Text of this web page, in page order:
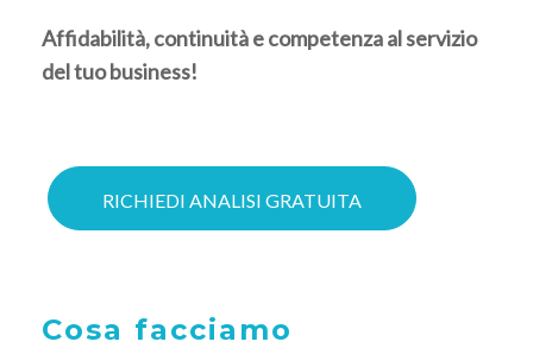
Affidabilità, continuità e competenza al servizio
del tuo business!
RICHIEDI ANALISI GRATUITA
Cosa facciamo